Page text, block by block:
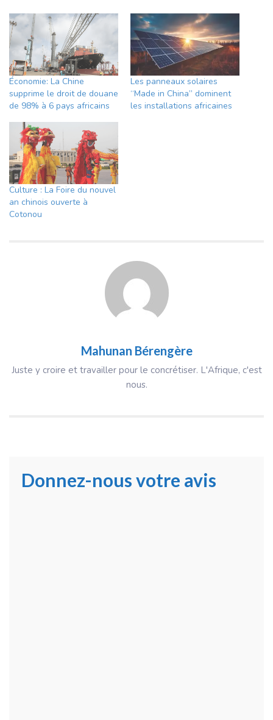
Économie: La Chine
supprime le droit de douane
de 98% à 6 pays africains
Les panneaux solaires
“Made in China” dominent
les installations africaines
Culture : La Foire du nouvel
an chinois ouverte à
Cotonou
Mahunan Bérengère
Juste y croire et travailler pour le concrétiser. L'Afrique, c'est
nous.
Donnez-nous votre avis